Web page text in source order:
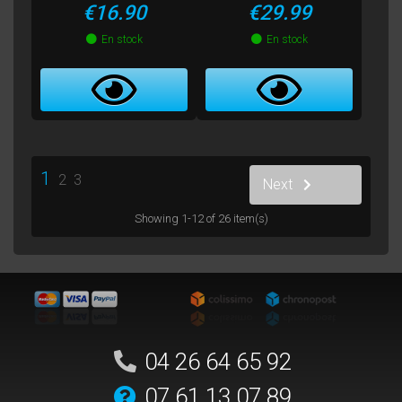
Price
€16.90
En stock
Price
€29.99
En stock
Showing 1-12 of 26 item(s)
1 2 3 Next
04 26 64 65 92
07 61 13 07 89